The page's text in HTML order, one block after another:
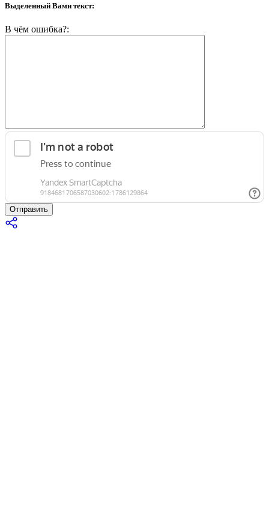
Выделенный Вами текст:
В чём ошибка?:
Отправить